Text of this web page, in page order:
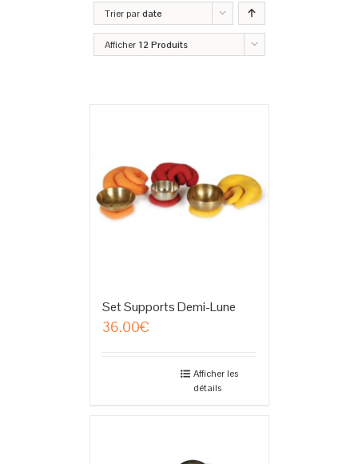
Trier pardate
Afficher 12 Produits
Set Supports Demi-Lune
36.00€
Afficher les
détails